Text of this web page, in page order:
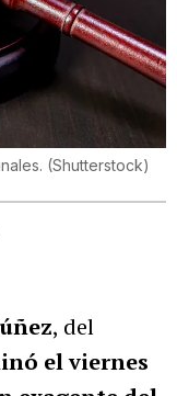
(Shutterstock)
, del
el viernes